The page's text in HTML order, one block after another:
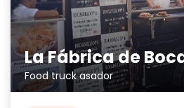
La Fábrica de
Food truck asador